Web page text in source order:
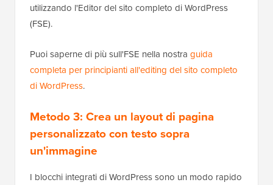
utilizzando l'Editor del sito completo di WordPress
(FSE).
Puoi saperne di più sull'FSE nella nostra guida
completa per principianti all'editing del sito completo
di WordPress.
Metodo 3: Crea un layout di pagina
personalizzato con testo sopra
un'immagine
I blocchi integrati di WordPress sono un modo rapido